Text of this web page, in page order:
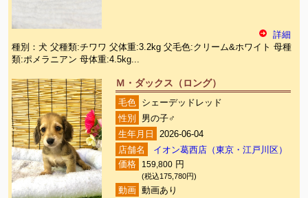
詳細
種別：犬 父種類:チワワ 父体重:3.2kg 父毛色:クリーム&ホワイト 母種
類:ポメラニアン 母体重:4.5kg...
Ｍ・ダックス（ロング）
毛色
シェーデッドレッド
性別
男の子♂
生年月日
2026-06-04
店舗名
イオン葛西店（東京・江戸川区）
価格
159,800 円
(税込175,780円)
動画 動画あり